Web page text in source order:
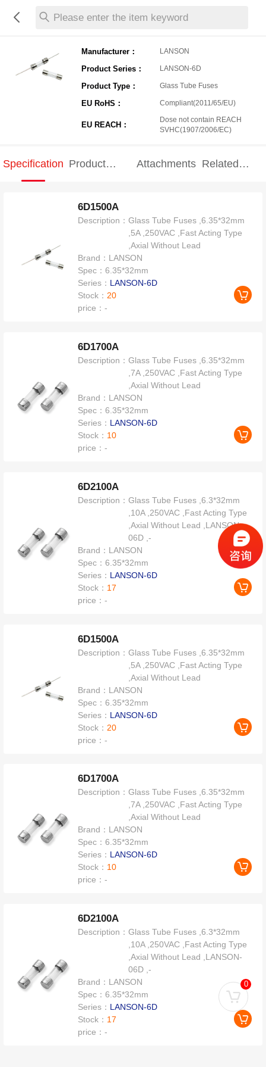
Please enter the item keyword
Manufacturer： LANSON
Product Series： LANSON-6D
Product Type： Glass Tube Fuses
EU RoHS： Compliant(2011/65/EU)
EU REACH：
Dose not contain REACH
SVHC(1907/2006/EC)
Specification Product
Attachments Related
6D1500A
Description：Glass Tube Fuses ,6.35*32mm
,5A ,250VAC ,Fast Acting Type
,Axial Without Lead
Brand： LANSON
Spec：6.35*32mm
Series： LANSON-6D
Stock：20
price：-
6D1700A
Description：Glass Tube Fuses ,6.35*32mm
,7A ,250VAC ,Fast Acting Type
,Axial Without Lead
Brand： LANSON
Spec：6.35*32mm
Series： LANSON-6D
Stock： 10
price：-
6D2100A
Description：Glass Tube Fuses ,6.3*32mm
,10A ,250VAC ,Fast Acting Type
,Axial Without Lead ,LANSON-
06D ,-
Brand： LANSON
Spec：6.35*32mm
Series： LANSON-6D
Stock： 17
price：-
6D1500A
Description：Glass Tube Fuses ,6.35*32mm
,5A ,250VAC ,Fast Acting Type
,Axial Without Lead
Brand： LANSON
Spec：6.35*32mm
Series： LANSON-6D
Stock： 20
price：-
6D1700A
Description：Glass Tube Fuses ,6.35*32mm
,7A ,250VAC ,Fast Acting Type
,Axial Without Lead
Brand： LANSON
Spec：6.35*32mm
Series： LANSON-6D
Stock： 10
price：-
6D2100A
Description：Glass Tube Fuses ,6.3*32mm
,10A ,250VAC ,Fast Acting Type
,Axial Without Lead ,LANSON-
06D ,-
Brand： LANSON
Spec：6.35*32mm
Series： LANSON-6D
Stock： 17
price：-
0